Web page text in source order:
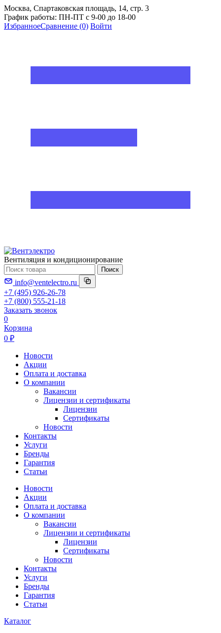
Москва, Спартаковская площадь, 14, стр. 3
График работы: ПН-ПТ с 9-00 до 18-00
ИзбранноеСравнение (0) Войти
Вентиляция и кондиционирование
Поиск
info@ventelectro.ru
+7 (495) 926-26-78
+7 (800) 555-21-18
Заказать звонок
0
Корзина
0 ₽
Новости
Акции
Оплата и доставка
О компании
Вакансии
Лицензии и сертификаты
Лицензии
Сертификаты
Новости
Контакты
Услуги
Бренды
Гарантия
Статьи
Новости
Акции
Оплата и доставка
О компании
Вакансии
Лицензии и сертификаты
Лицензии
Сертификаты
Новости
Контакты
Услуги
Бренды
Гарантия
Статьи
Каталог